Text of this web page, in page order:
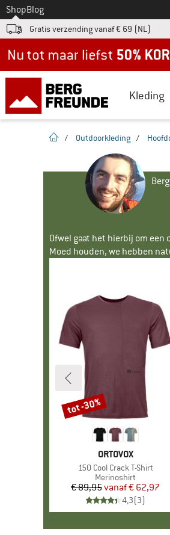
Naar
ShopBlog
Gratis verzending vanaf € 69 (NL)
Kleding
Startpagina
/ Outdoorkleding /
Ofwel gaat het hierbij om
Moed houden, we hebben
MERK
ORTOVOX
Artikel
150 Cool Crack T-Shirt
Productgroep
Merinoshirt
Prijs
€ 89,95 Verlaagde prijs
vanaf€ 62,97
4,3(3)
Korting
tot -30%